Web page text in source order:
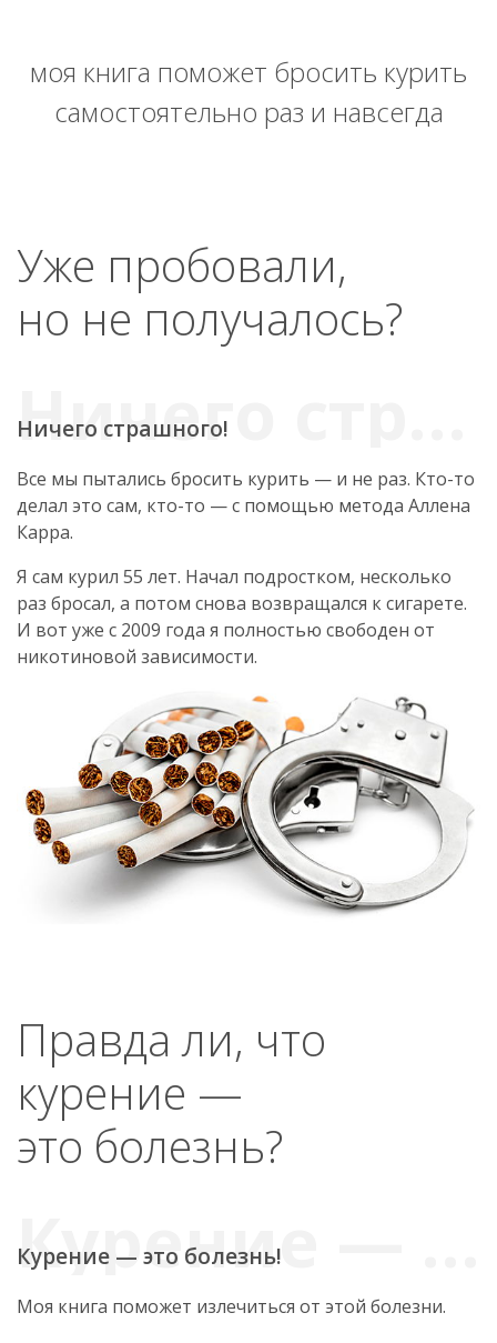
моя книга поможет бросить курить
самостоятельно раз и навсегда
Уже пробовали,
но не получалось?
Ничего страшного!
Все мы пытались бросить курить — и не раз. Кто-то
делал это сам, кто-то — с помощью метода Аллена
Карра.
Я сам курил 55 лет. Начал подростком, несколько
раз бросал, а потом снова возвращался к сигарете.
И вот уже с 2009 года я полностью свободен от
никотиновой зависимости.
Правда ли, что
курение —
это болезнь?
Курение — это болезнь!
Моя книга поможет излечиться от этой болезни.